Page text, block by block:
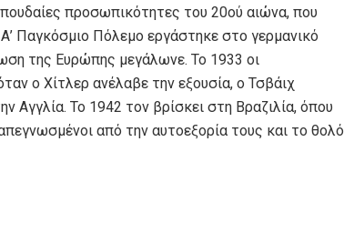
προσωπικότητες του 20ού αιώνα, που
Παγκόσμιο Πόλεμο εργάστηκε στο γερμανικό
της Ευρώπης μεγάλωνε. Το 1933 οι
ο Χίτλερ ανέλαβε την εξουσία, ο Τσβάιχ
Αγγλία. Το 1942 τον βρίσκει στη Βραζιλία, όπου
από την αυτοεξορία τους και το θολό